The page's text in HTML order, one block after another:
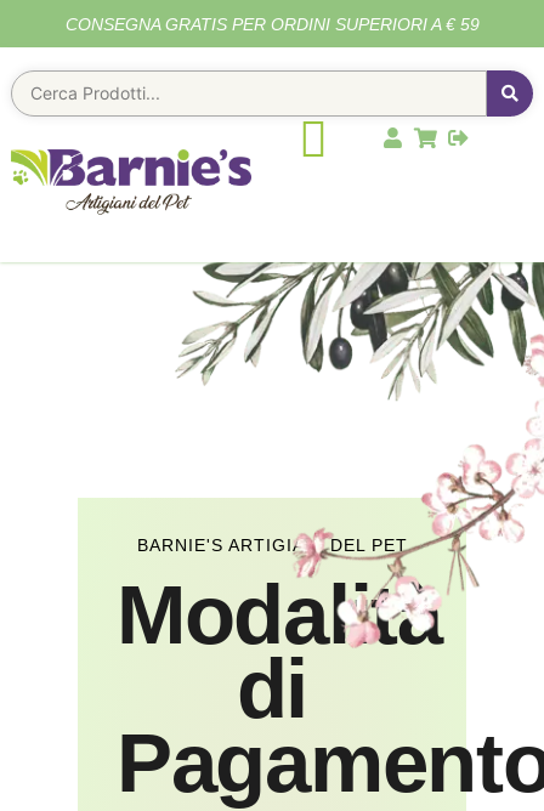
CONSEGNA GRATIS PER ORDINI SUPERIORI A € 59
BARNIE'S ARTIGIANI DEL PET
Modalità
di